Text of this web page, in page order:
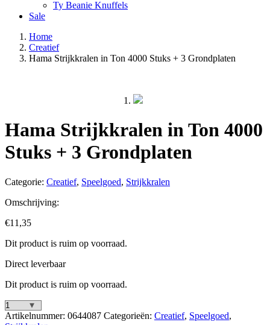
Ty Beanie Knuffels
Sale
Home
Creatief
Hama Strijkkralen in Ton 4000 Stuks + 3 Grondplaten
Hama Strijkkralen in Ton 4000
Stuks + 3 Grondplaten
Categorie: Creatief, Speelgoed, Strijkkralen
Omschrijving:
€11,35
Dit product is ruim op voorraad.
Direct leverbaar
Dit product is ruim op voorraad.
Hama
Strijkkralen
Artikelnummer: 0644087 Categorieën: Creatief, Speelgoed,